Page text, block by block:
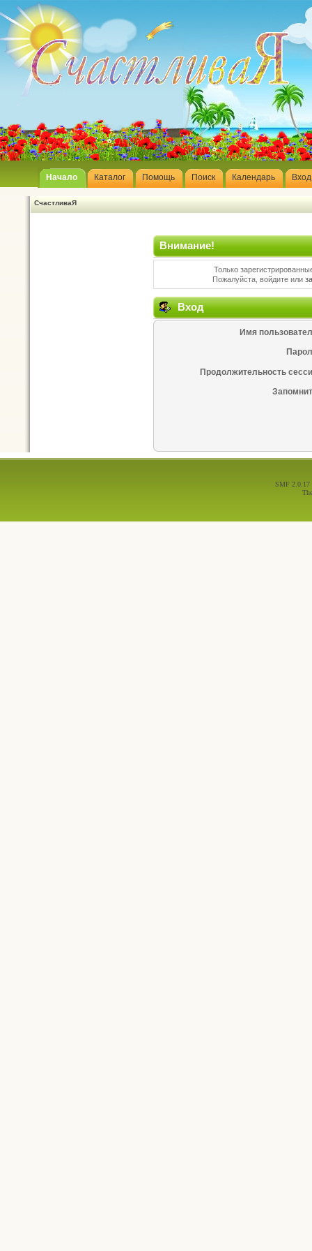
Начало Каталог Помощь Поиск Календарь Вход
СчастливаЯ
Внимание!
Только
Пожалуйста, войдите или
Вход
Имя
Продолжительность
SMF 2.0.17